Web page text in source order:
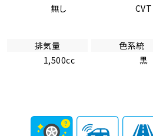
無し
CVT
排気量
1,500cc
色系統
黒